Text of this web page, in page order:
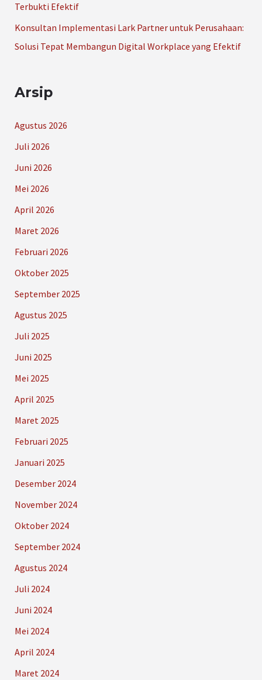
Terbukti Efektif
Konsultan Implementasi Lark Partner untuk Perusahaan:
Solusi Tepat Membangun Digital Workplace yang Efektif
Arsip
Agustus 2026
Juli 2026
Juni 2026
Mei 2026
April 2026
Maret 2026
Februari 2026
Oktober 2025
September 2025
Agustus 2025
Juli 2025
Juni 2025
Mei 2025
April 2025
Maret 2025
Februari 2025
Januari 2025
Desember 2024
November 2024
Oktober 2024
September 2024
Agustus 2024
Juli 2024
Juni 2024
Mei 2024
April 2024
Maret 2024